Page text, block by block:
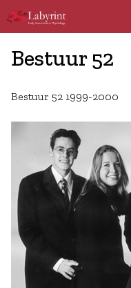
Bestuur 52
Bestuur 52 1999-2000